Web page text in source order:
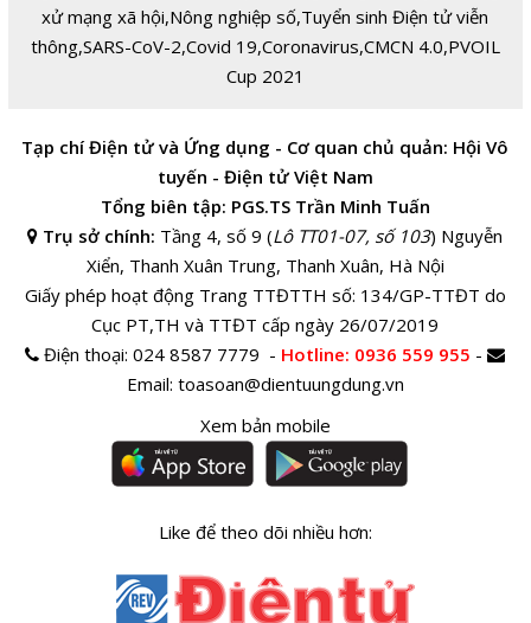
xử mạng xã hội,Nông nghiệp số,Tuyển sinh Điện tử viễn
thông,SARS-CoV-2,Covid 19,Coronavirus,CMCN 4.0,PVOIL
Cup 2021
Tạp chí Điện tử và Ứng dụng - Cơ quan chủ quản: Hội Vô
tuyến - Điện tử Việt Nam
Tổng biên tập: PGS.TS Trần Minh Tuấn
Trụ sở chính: Tầng 4, số 9 (Lô TT01-07, số 103) Nguyễn
Xiển, Thanh Xuân Trung, Thanh Xuân, Hà Nội
Giấy phép hoạt động Trang TTĐTTH số: 134/GP-TTĐT do
Cục PT,TH và TTĐT cấp ngày 26/07/2019
Điện thoại:024 8587 7779 - Hotline: 0936 559 955 -
Email: toasoan@dientuungdung.vn
Xem bản mobile
Like để theo dõi nhiều hơn: